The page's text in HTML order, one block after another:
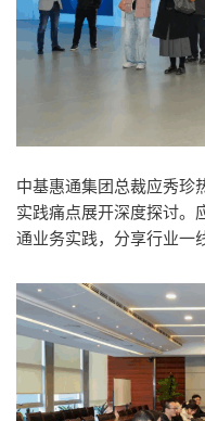
中基惠通集团总裁应秀珍
实践痛点展开深度探讨。
通业务实践，分享行业一